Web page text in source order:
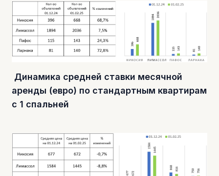
Динамика средней ставки месячной
аренды (евро) по стандартным квартирам
с 1 спальней